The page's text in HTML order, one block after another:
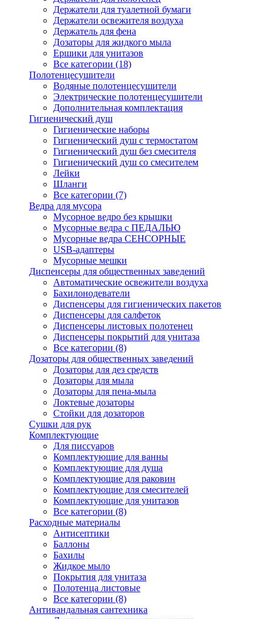
Держатели для туалетной бумаги
Держатели освежителя воздуха
Держатель для фена
Дозаторы для жидкого мыла
Ершики для унитазов
Все категории (18)
Полотенцесушители
Водяные полотенцесушители
Электрические полотенцесушители
Дополнительная комплектация
Гигиенический душ
Гигиенические наборы
Гигиенический душ с термостатом
Гигиенический душ без смесителя
Гигиенический душ со смесителем
Лейки
Шланги
Все категории (7)
Ведра для мусора
Мусорное ведро без крышки
Мусорные ведра с ПЕДАЛЬЮ
Мусорные ведра СЕНСОРНЫЕ
USB-адаптеры
Мусорные мешки
Диспенсеры для общественных заведений
Автоматические освежители воздуха
Бахилонодеватели
Диспенсеры для гигиенических пакетов
Диспенсеры для салфеток
Диспенсеры листовых полотенец
Диспенсеры покрытий для унитаза
Все категории (8)
Дозаторы для общественных заведений
Дозаторы для дез средств
Дозаторы для мыла
Дозаторы для пена-мыла
Локтевые дозаторы
Стойки для дозаторов
Сушки для рук
Комплектующие
Для писсуаров
Комплектующие для ванны
Комплектующие для душа
Комплектующие для раковин
Комплектующие для смесителей
Комплектующие для унитазов
Все категории (8)
Расходные материалы
Антисептики
Баллоны
Бахилы
Жидкое мыло
Покрытия для унитаза
Полотенца листовые
Все категории (8)
Антивандальная сантехника